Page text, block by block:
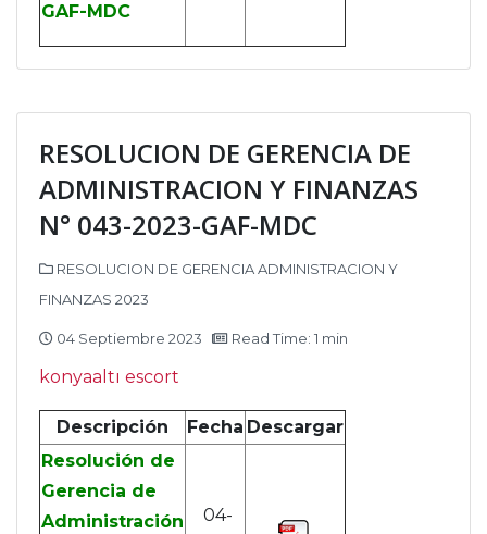
GAF-MDC
RESOLUCION DE GERENCIA DE
ADMINISTRACION Y FINANZAS
N° 043-2023-GAF-MDC
RESOLUCION DE GERENCIA ADMINISTRACION Y
FINANZAS 2023
04 Septiembre 2023 Read Time: 1 min
konyaaltı escort
Descripción Fecha Descargar
Resolución de
Gerencia de
Administración
04-